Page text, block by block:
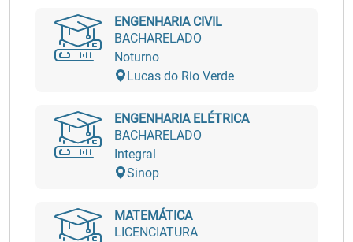
ENGENHARIA CIVIL
BACHARELADO
Noturno
Lucas do Rio Verde
ENGENHARIA ELÉTRICA
BACHARELADO
Integral
Sinop
MATEMÁTICA
LICENCIATURA